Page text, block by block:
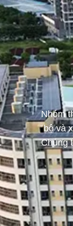
Nhóm
bộ và
Chúng
triển